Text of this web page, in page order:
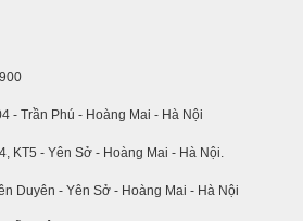
- Trần Phú - Hoàng Mai - Hà Nội
KT5 - Yên Sở - Hoàng Mai - Hà Nội.
Duyên - Yên Sở - Hoàng Mai - Hà Nội